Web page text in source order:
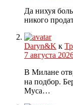
Да нихуя
никого
Daryn&K к
7 августа
В Милане
на подбор.
Муса…